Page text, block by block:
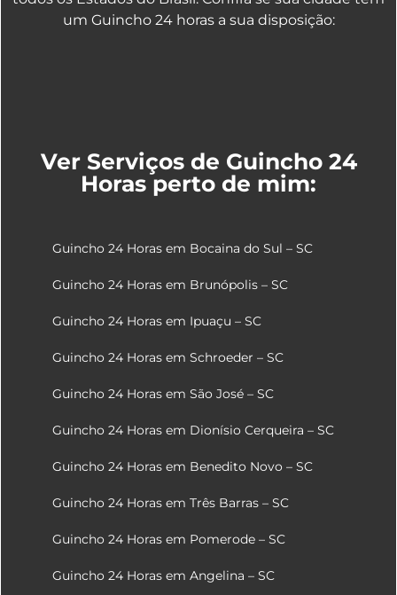
um Guincho 24 horas a sua disposição:
Ver Serviços de Guincho 24
Horas perto de mim:
Guincho 24 Horas em Bocaina do Sul – SC
Guincho 24 Horas em Brunópolis – SC
Guincho 24 Horas em Ipuaçu – SC
Guincho 24 Horas em Schroeder – SC
Guincho 24 Horas em São José – SC
Guincho 24 Horas em Dionísio Cerqueira – SC
Guincho 24 Horas em Benedito Novo – SC
Guincho 24 Horas em Três Barras – SC
Guincho 24 Horas em Pomerode – SC
Guincho 24 Horas em Angelina – SC